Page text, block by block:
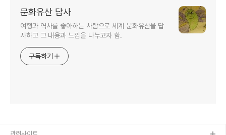
문화유산 답사
여행과 역사를 좋아하는 사람으로 세계 문화유산을 답
사하고 그 내용과 느낌을 나누고자 함.
구독하기